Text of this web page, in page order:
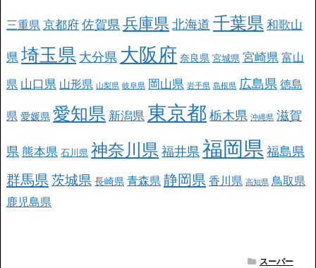
三重県京都府佐賀県 兵庫県北海道 千葉県和歌山
県埼玉県 大分県 大阪府 奈良県 宮城県 宮崎県富山
県 山口県 山形県 山梨県 岐阜県 岡山県 岩手県 島根県 広島県 徳島
県 愛媛県 愛知県 新潟県 東京都 栃木県 沖縄県 滋賀
県 熊本県 石川県 神奈川県福井県 福岡県福島県
群馬県茨城県 長崎県 青森県静岡県香川県 高知県 鳥取県
鹿児島県
スーパー